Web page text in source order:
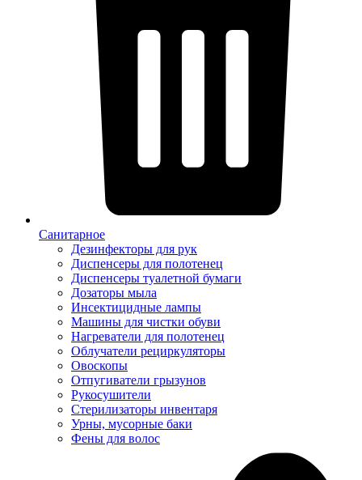
Санитарное
Дезинфекторы для рук
Диспенсеры для полотенец
Диспенсеры туалетной бумаги
Дозаторы мыла
Инсектицидные лампы
Машины для чистки обуви
Нагреватели для полотенец
Облучатели рециркуляторы
Овоскопы
Отпугиватели грызунов
Рукосушители
Стерилизаторы инвентаря
Урны, мусорные баки
Фены для волос